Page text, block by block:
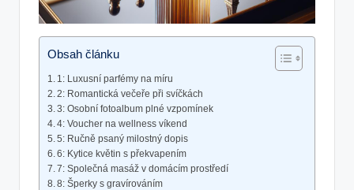
Obsah článku
1: Luxusní ​parfémy na míru
2: Romantická večeře při svíčkách
3: Osobní fotoalbum plné vzpomínek
4: Voucher na wellness víkend
5: ⁢Ručně psaný milostný dopis
6: Kytice květin s překvapením
7:⁤ Společná masáž‍ v domácím prostředí
8: Šperky s gravírováním